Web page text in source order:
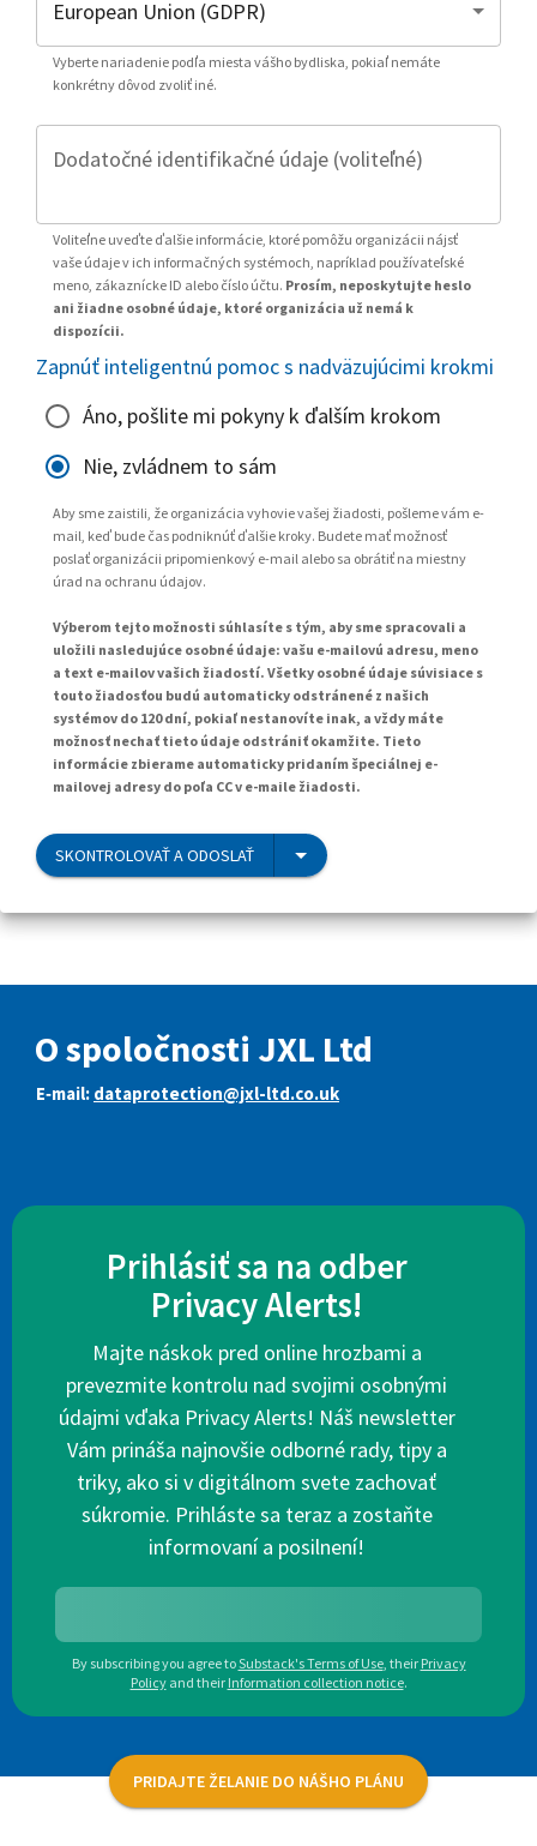
Vyberte nariadenie podľa miesta vášho bydliska, pokiaľ nemáte
konkrétny dôvod zvoliť iné.
Dodatočné identifikačné údaje (voliteľné)
Voliteľne uveďte ďalšie informácie, ktoré pomôžu organizácii nájsť
vaše údaje v ich informačných systémoch, napríklad používateľské
meno, zákaznícke ID alebo číslo účtu. Prosím, neposkytujte heslo
ani žiadne osobné údaje, ktoré organizácia už nemá k
dispozícii.
Zapnúť inteligentnú pomoc s nadväzujúcimi krokmi
Áno, pošlite mi pokyny k ďalším krokom
Nie, zvládnem to sám
Aby sme zaistili, že organizácia vyhovie vašej žiadosti, pošleme vám e-
mail, keď bude čas podniknúť ďalšie kroky. Budete mať možnosť
poslať organizácii pripomienkový e-mail alebo sa obrátiť na miestny
úrad na ochranu údajov.
Výberom tejto možnosti súhlasíte s tým, aby sme spracovali a
uložili nasledujúce osobné údaje: vašu e-mailovú adresu, meno
a text e-mailov vašich žiadostí. Všetky osobné údaje súvisiace s
touto žiadosťou budú automaticky odstránené z našich
systémov do 120 dní, pokiaľ nestanovíte inak, a vždy máte
možnosť nechať tieto údaje odstrániť okamžite. Tieto
informácie zbierame automaticky pridaním špeciálnej e-
mailovej adresy do poľa CC v e-maile žiadosti.
SKONTROLOVAŤ A ODOSLAŤ
O spoločnosti JXL Ltd
E‑mail: dataprotection@jxl-ltd.co.uk
Prihlásiť sa na odber
Privacy Alerts!
Majte náskok pred online hrozbami a
prevezmite kontrolu nad svojimi osobnými
údajmi vďaka Privacy Alerts! Náš newsletter
Vám prináša najnovšie odborné rady, tipy a
triky, ako si v digitálnom svete zachovať
súkromie. Prihláste sa teraz a zostaňte
informovaní a posilnení!
By subscribing you agree toSubstack's Terms of Use, their Privacy
Policy and their Information collection notice.
PRIDAJTE ŽELANIE DO NÁŠHO PLÁNU